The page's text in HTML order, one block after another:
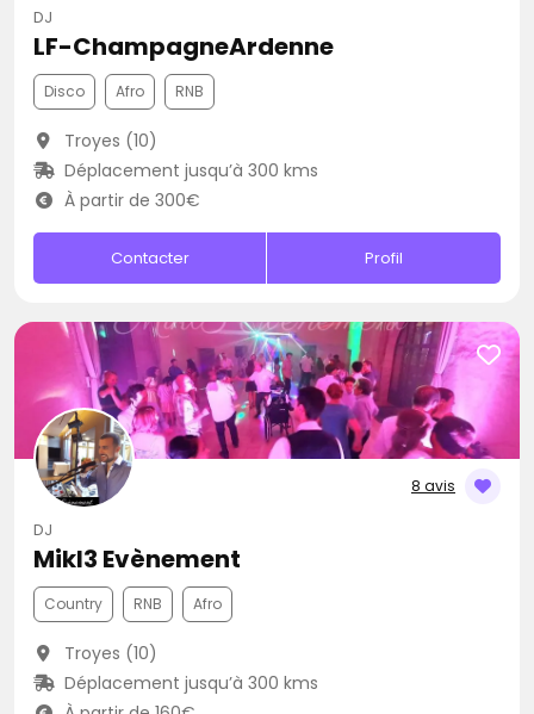
DJ
LF-ChampagneArdenne
Disco Afro RNB
Troyes (10)
Déplacement jusqu’à 300 kms
À partir de 300€
Contacter Profil
8 avis
DJ
Mikl3 Evènement
Country RNB Afro
Troyes (10)
Déplacement jusqu’à 300 kms